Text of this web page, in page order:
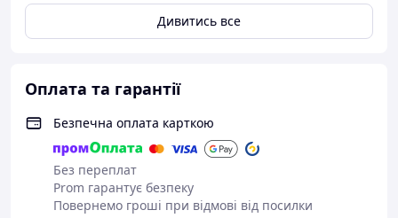
Дивитись все
Оплата та гарантії
Безпечна оплата карткою
Без переплат
Prom гарантує безпеку
Повернемо гроші при відмові від посилки